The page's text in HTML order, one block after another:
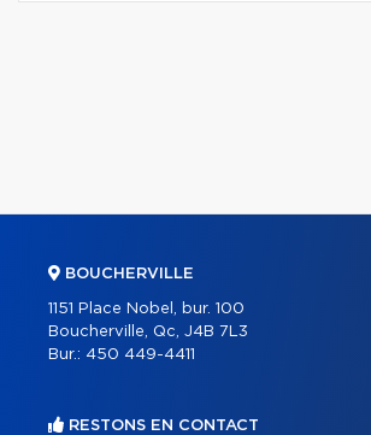
BOUCHERVILLE
1151 Place Nobel, bur. 100
Boucherville, Qc, J4B 7L3
Bur.: 450 449-4411
RESTONS EN CONTACT